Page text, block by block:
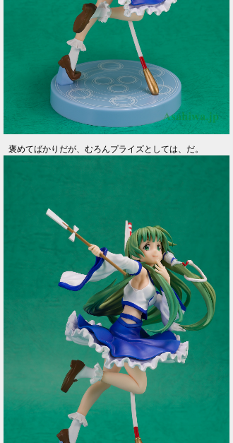
褒めてばかりだが、むろんプライズとしては、だ。